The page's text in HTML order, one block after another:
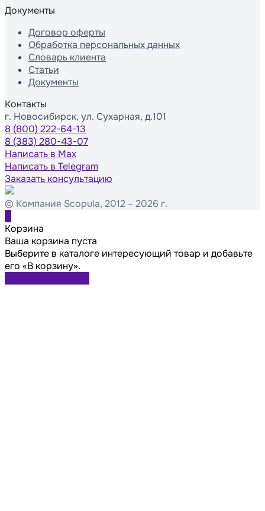
Документы
Договор оферты
Обработка персональных данных
Словарь клиента
Статьи
Документы
Контакты
г. Новосибирск, ул. Сухарная, д.101
8 (800) 222-64-13
8 (383) 280-43-07
Написать в Max
Написать в Telegram
Заказать консультацию
© Компания Scopula, 2012 – 2026 г.
Корзина
Ваша корзина пуста
Выберите в каталоге интересующий товар и добавьте
его «В корзину».